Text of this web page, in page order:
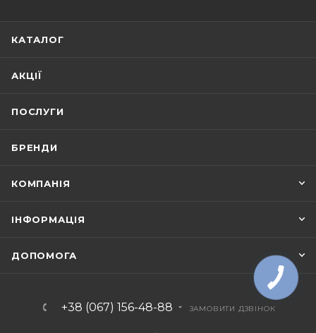
КАТАЛОГ
АКЦІЇ
ПОСЛУГИ
БРЕНДИ
КОМПАНІЯ
ІНФОРМАЦІЯ
ДОПОМОГА
+38 (067) 156-48-88 ЗАМОВИТИ ДЗВІНОК